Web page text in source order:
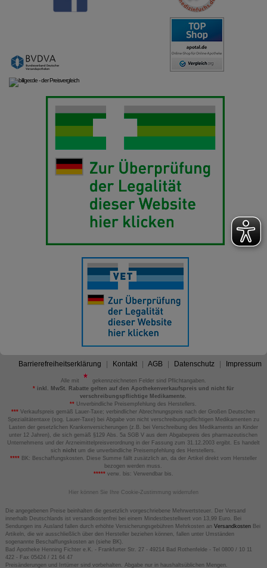
Barrierefreiheitserklärung Kontakt AGB Datenschutz Impressum
Alle mit
gekennzeichneten Felder sind Pflichtangaben.
*inkl. MwSt. Rabatte gelten auf den Apothekenverkaufspreis und nicht für
verschreibungspflichtige Medikamente.
** Unverbindliche Preisempfehlung des Herstellers.
*** Verkaufspreis gemäß Lauer-Taxe; verbindlicher Abrechnungspreis nach der Großen Deutschen
Spezialitätentaxe (sog. Lauer-Taxe) bei Abgabe von nicht verschreibungspflichtigen Medikamenten zu
Lasten der gesetzlichen Krankenversicherungen (z.B. bei Verschreibung des Medikaments an Kinder
unter 12 Jahren), die sich gemäß §129 Abs. 5a SGB V aus dem Abgabepreis des pharmazeutischen
Unternehmens und der Arzneimittelpreisverordnung in der Fassung zum 31.12.2003 ergibt. Es handelt
sich nicht um die unverbindliche Preisempfehlung des Herstellers.
****BK: Beschaffungskosten. Diese Summe fällt zusätzlich an, da der Artikel direkt vom Hersteller
bezogen werden muss.
*****verw. bis: Verwendbar bis.
Hier können Sie Ihre Cookie-Zustimmung widerrufen
Die angegebenen Preise beinhalten die gesetzlich vorgeschriebene Mehrwertsteuer. Der Versand
innerhalb Deutschlands ist versandkostenfrei bei einem Mindestbestellwert von 13,99 Euro. Bei
Sendungen ins Ausland fallen durch erhöhte Versicherungsgebühren Mehrkosten an VersandkostenBei
Artikeln, die wir ausschließlich über den Hersteller beziehen können, fallen unter Umständen
sogenannte Beschaffungskosten an (siehe BK).
Bad Apotheke Henning Fichter e.K. - Frankfurter Str. 27 - 49214 Bad Rothenfelde - Tel 0800 / 10 11
422 - Fax 05424 / 21 64 47
Preisänderungen und Irrtümer sind vorbehalten. Abgabe nur in haushaltsüblichen Mengen.